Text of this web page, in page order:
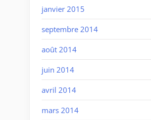
janvier 2015
septembre 2014
août 2014
juin 2014
avril 2014
mars 2014